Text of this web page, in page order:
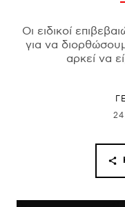
Οι ειδικοί
για να
αρκεί να